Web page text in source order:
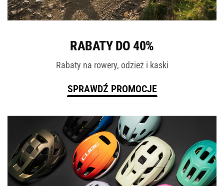
RABATY DO 40%
Rabaty na rowery, odzież i kaski
SPRAWDŹ PROMOCJE